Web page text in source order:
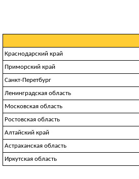
Краснодарский край
Приморский край
Санкт-Перетбург
Ленинградская область
Московская область
Ростовская область
Алтайский край
Астраханская область
Иркутская область